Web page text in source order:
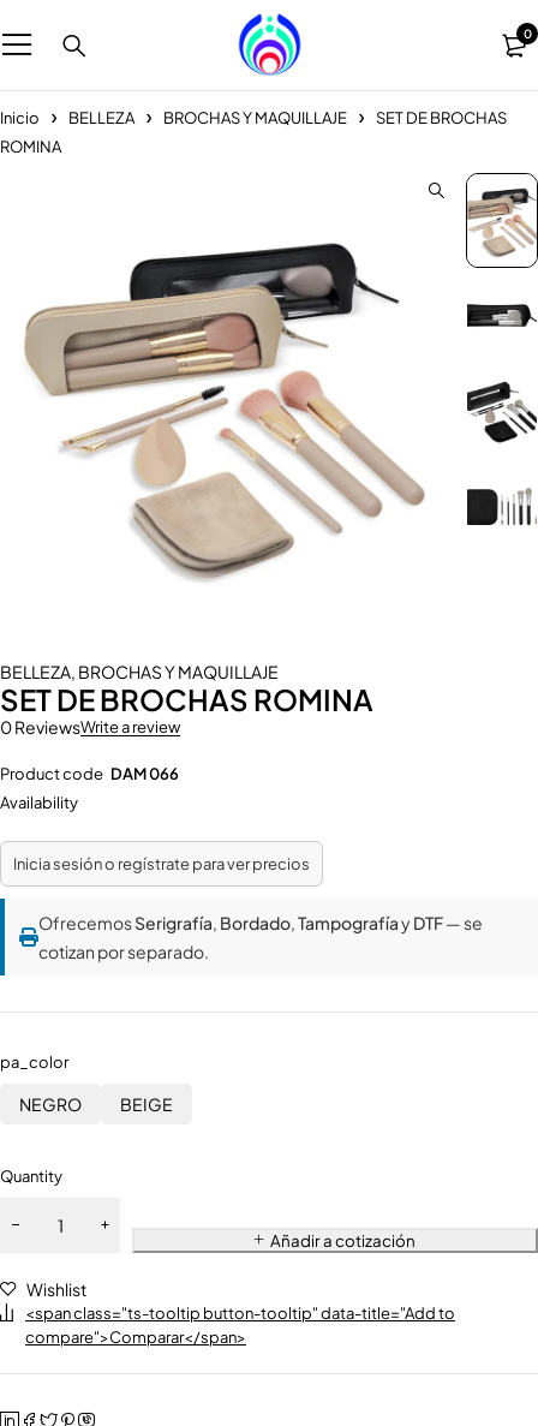
0
Inicio BELLEZA BROCHAS Y MAQUILLAJE
SET DE BROCHAS
ROMINA
BELLEZA, BROCHAS Y MAQUILLAJE
SET DE BROCHAS ROMINA
0 ReviewsWrite a review
Product code DAM 066
Availability
Inicia sesión o regístrate para ver precios
OfrecemosSerigrafía, Bordado,TampografíayDTF— se
cotizan por separado.
pa_color
NEGRO BEIGE
Quantity
Añadir a cotización
Wishlist
<span class="ts-tooltip button-tooltip" data-title="Add to
compare">Comparar</span>